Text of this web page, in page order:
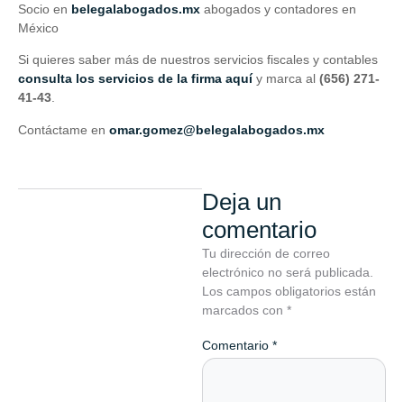
Socio en belegalabogados.mx abogados y contadores en
México
Si quieres saber más de nuestros servicios fiscales y contables
consulta los servicios de la firma aquíy marca al (656) 271-
41-43
Contáctame en omar.gomez@belegalabogados.mx
Deja un
comentario
Tu dirección de correo
electrónico no será publicada.
Los campos obligatorios están
marcados con *
Comentario *